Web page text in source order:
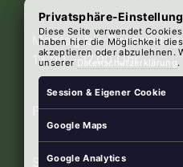
Montag bis
13.00 - 17.00 Uhr
Freitag: 8.00 - 12.00
Samstag nach
Privatsphäre-
Diese Seite verwendet
haben hier die Möglichkeit
akzeptieren oder abzulehnen.
unserer Datenschutzerklärung.
Session & Eigener Cookie
Google Maps
Google Analytics